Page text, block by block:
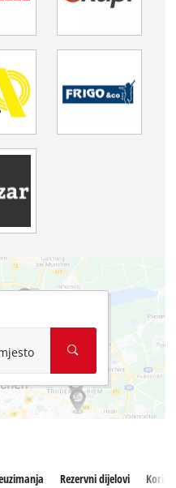
Rezervni dijelovi